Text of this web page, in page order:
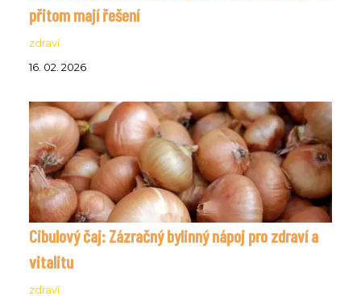
přitom mají řešení
zdraví
16. 02. 2026
Cibulový čaj: Zázračný bylinný nápoj pro zdraví a
vitalitu
zdraví